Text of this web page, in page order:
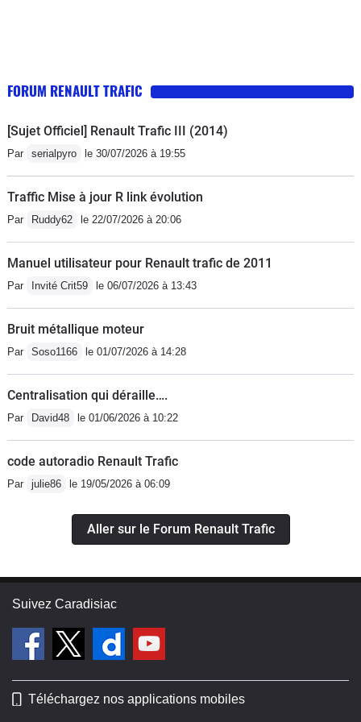
c'est ma première Renault !(et pas envie de rentrer en
FORUM RENAULT TRAFIC
[Sujet Officiel] Renault Trafic III (2014)
Par serialpyro le 30/07/2026 à 19:55
Traffic Mise à jour R link évolution
Par Ruddy62 le 22/07/2026 à 20:06
Manuel utilisateur pour Renault trafic de 2011
Par Invité Crit59 le 06/07/2026 à 13:43
Bruit métallique moteur
Par Soso1166 le 01/07/2026 à 14:28
Centralisation qui déraille….
Par David48 le 01/06/2026 à 10:22
code autoradio Renault Trafic
Par julie86 le 19/05/2026 à 06:09
Aller sur le Forum Renault Trafic
Suivez Caradisiac
Téléchargez nos applications mobiles